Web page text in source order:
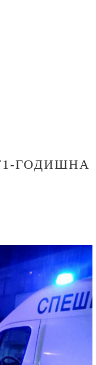
ГОДИШНА